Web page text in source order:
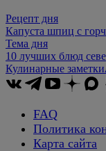
Рецепт дня
Капуста шпиц с
Тема дня
10 лучших блюд
Кулинарные заметки
FAQ
Политика
Карта сайта